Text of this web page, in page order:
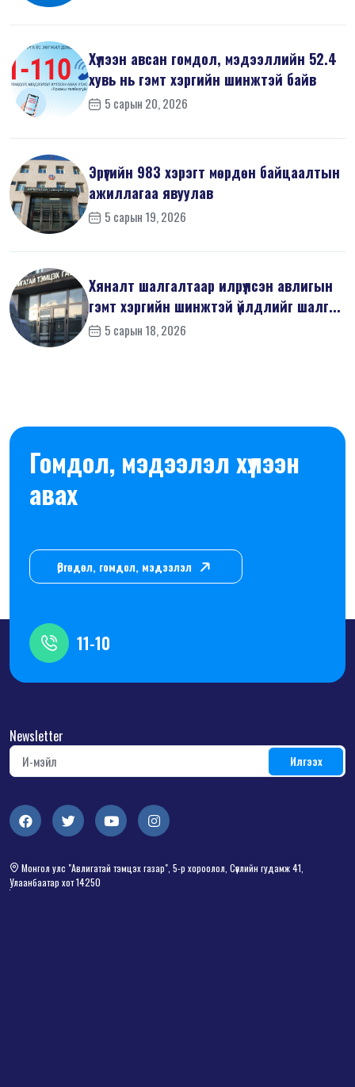
Хүлээн авсан гомдол, мэдээллийн 52.4
хувь нь гэмт хэргийн шинжтэй байв
5 сарын 20, 2026
Эрүүгийн 983 хэрэгт мөрдөн байцаалтын
ажиллагаа явуулав
5 сарын 19, 2026
Хяналт шалгалтаар илрүүлсэн авлигын
гэмт хэргийн шинжтэй үйлдлийг шалг...
5 сарын 18, 2026
Гомдол, мэдээлэл хүлээн
авах
Өргөдөл, гомдол, мэдээлэл
11-10
Newsletter
Монгол улс "Авлигатай тэмцэх газар", 5-р хороолол, Сөүлийн гудамж 41,
Улаанбаатар хот 14250